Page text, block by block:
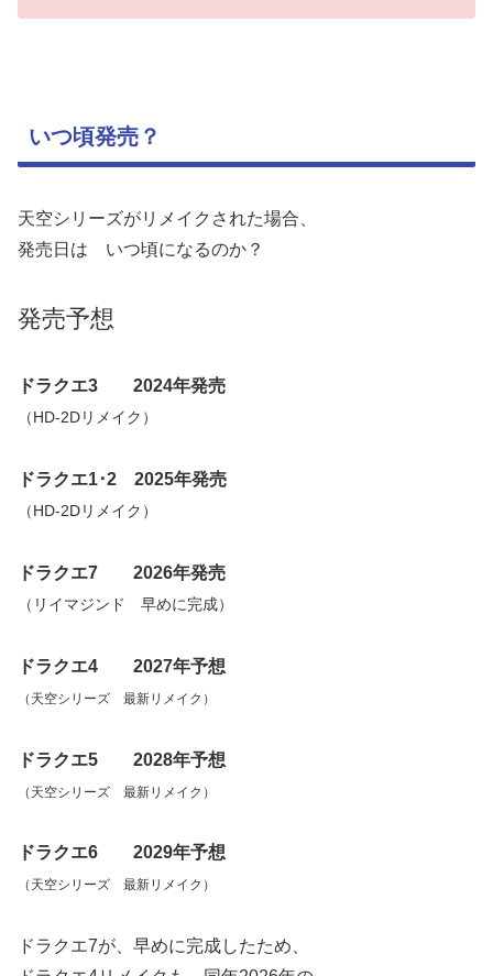
いつ頃発売？
天空シリーズがリメイクされた場合、
発売日は いつ頃になるのか？
発売予想
ドラクエ3 2024年発売
（HD-2Dリメイク）
ドラクエ1･2 2025年発売
（HD-2Dリメイク）
ドラクエ7 2026年発売
（リイマジンド 早めに完成）
ドラクエ4 2027年予想
（天空シリーズ 最新リメイク）
ドラクエ5 2028年予想
（天空シリーズ 最新リメイク）
ドラクエ6 2029年予想
（天空シリーズ 最新リメイク）
ドラクエ7が、早めに完成したため、